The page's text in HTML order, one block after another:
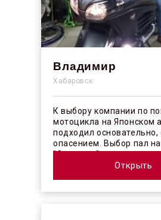
Владимир
Хабаровск
К выбору компании по
мотоцикла на Японском
подходил основательно,
опасением. Выбор пал
"Синергос" после
Открыть